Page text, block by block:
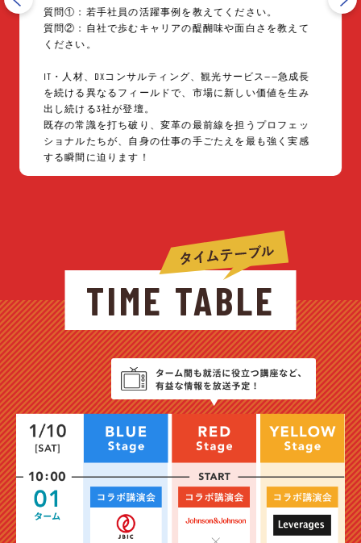
質問①：若手社員の活躍事例を教えてください。
質問②：自社で歩むキャリアの醍醐味や面白さを教えて
ください。
IT・人材、DXコンサルティング、観光サービス——急成長
を続ける異なるフィールドで、市場に新しい価値を生み
出し続ける3社が登壇。
既存の常識を打ち破り、変革の最前線を担うプロフェッ
ショナルたちが、自身の仕事の手ごたえを最も強く実感
する瞬間に迫ります！
TIME TABLE